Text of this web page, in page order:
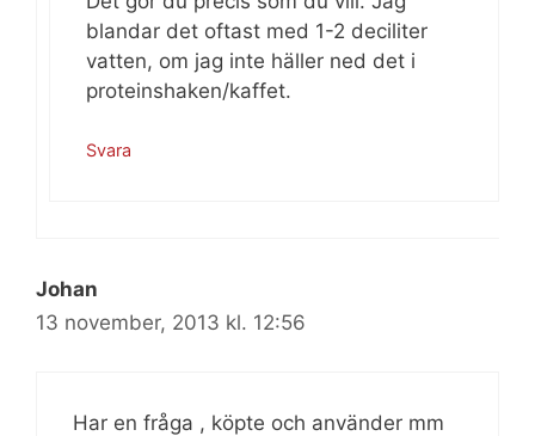
blandar det oftast med 1-2 deciliter
vatten, om jag inte häller ned det i
proteinshaken/kaffet.
Svara
Johan
13 november, 2013 kl. 12:56
Har en fråga , köpte och använder mm